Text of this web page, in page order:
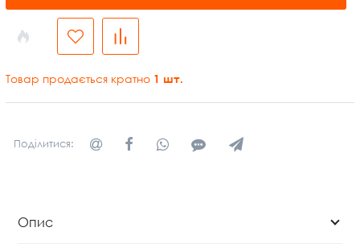
Товар продається кратно 1 шт.
Поділитися:
Опис